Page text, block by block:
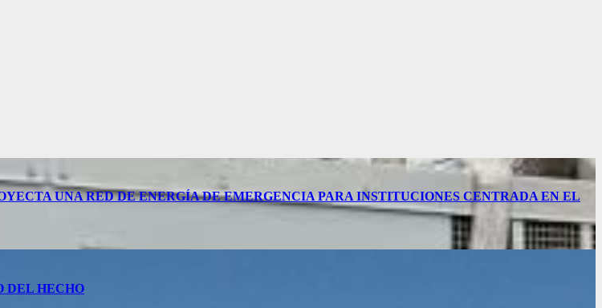
UNA RED DE ENERGÍA DE EMERGENCIA PARA INSTITUCIONES CENTRADA EN EL
DEL HECHO